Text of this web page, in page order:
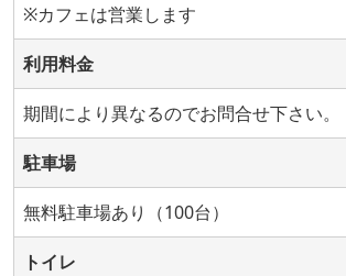
※カフェは営業します
利用料金
期間により異なるのでお問合せ下さい。
駐車場
無料駐車場あり（100台）
トイレ